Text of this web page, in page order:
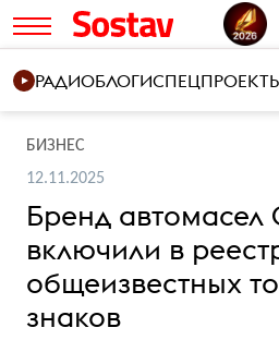
РАДИОБЛОГИ
БИЗНЕС
12.11.2025
Бренд автомасел
включили в
общеизвестных
знаков